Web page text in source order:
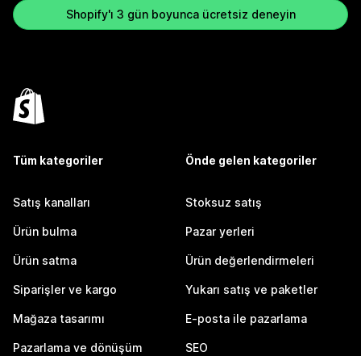
Shopify'ı 3 gün boyunca ücretsiz deneyin
Tüm kategoriler
Satış kanalları
Ürün bulma
Ürün satma
Siparişler ve kargo
Mağaza tasarımı
Pazarlama ve dönüşüm
Önde gelen kategoriler
Stoksuz satış
Pazar yerleri
Ürün değerlendirmeleri
Yukarı satış ve paketler
E-posta ile pazarlama
SEO